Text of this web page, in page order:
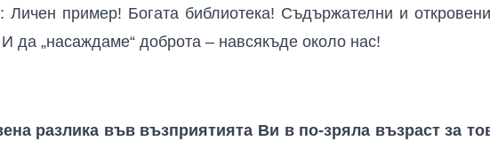
Личен пример! Богата библиотека! Съдържателни и
да „насаждаме“ доброта – навсякъде около нас!
разлика във възприятията Ви в по-зряла възраст за